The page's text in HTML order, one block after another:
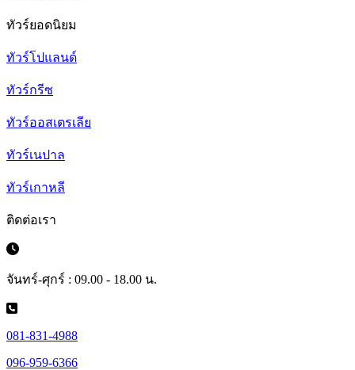
ทัวร์ยอดนิยม
ทัวร์โปแลนด์
ทัวร์กรีซ
ทัวร์ออสเตรเลีย
ทัวร์เนปาล
ทัวร์เกาหลี
ติดต่อเรา
จันทร์-ศุกร์ : 09.00 - 18.00 น.
081-831-4988
096-959-6366